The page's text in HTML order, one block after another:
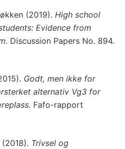
(2019). High school
Evidence from
Discussion Papers No. 894.
Godt, men ikke for
alternativ Vg3 for
Fafo-rapport
Trivsel og